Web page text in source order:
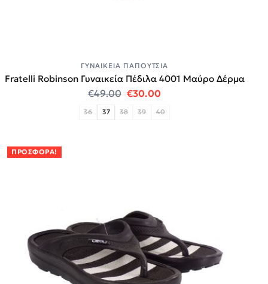
ΓΥΝΑΙΚΕΊΑ ΠΑΠΟΎΤΣΙΑ
Fratelli Robinson Γυναικεία Πέδιλα 4001 Μαύρο Δέρμα
€49.00 Original price was: €49.00.
€30.00Η τρέχουσα τιμή
36 37 38 39 40
ΠΡΟΣΦΟΡΆ!